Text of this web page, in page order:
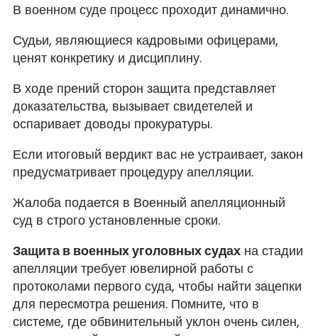
В военном суде процесс проходит динамично.
Судьи, являющиеся кадровыми офицерами,
ценят конкретику и дисциплину.
В ходе прений сторон защита представляет
доказательства, вызывает свидетелей и
оспаривает доводы прокуратуры.
Если итоговый вердикт вас не устраивает, закон
предусматривает процедуру апелляции.
Жалоба подается в Военный апелляционный
суд в строго установленные сроки.
Защита в военных уголовных судахна стадии
апелляции требует ювелирной работы с
протоколами первого суда, чтобы найти зацепки
для пересмотра решения. Помните, что в
системе, где обвинительный уклон очень силен,